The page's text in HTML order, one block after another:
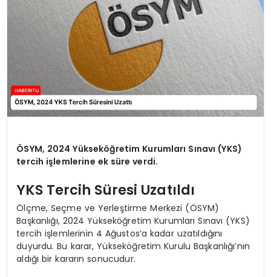
ÖSYM, 2024 Yükseköğretim Kurumları Sınavı (YKS)
tercih işlemlerine ek süre verdi.
YKS Tercih Süresi Uzatıldı
Ölçme, Seçme ve Yerleştirme Merkezi (ÖSYM)
Başkanlığı, 2024 Yükseköğretim Kurumları Sınavı (YKS)
tercih işlemlerinin 4 Ağustos’a kadar uzatıldığını
duyurdu. Bu karar, Yükseköğretim Kurulu Başkanlığı’nın
aldığı bir kararın sonucudur.